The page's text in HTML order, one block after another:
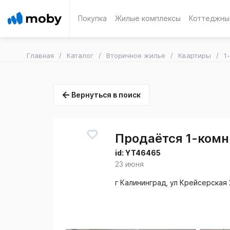
Покупка Жилые комплексы
Главная Каталог Вторичное жилье Квартиры
Вернуться в поиск
Продаётся 1-
id: YT46465
23 июня
г Калининград, ул Крейсерская